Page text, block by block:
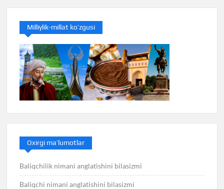
Milliylik-millat ko’zgusi
Oxirgi ma’lumotlar
Baliqchilik nimani anglatishini bilasizmi
Baliqchi nimani anglatishini bilasizmi